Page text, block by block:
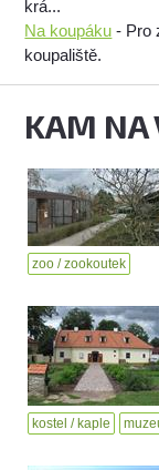
krá...
Na koupáku - Pro
koupaliště.
KAM NA
zoo / zookoutek
kostel / kaple